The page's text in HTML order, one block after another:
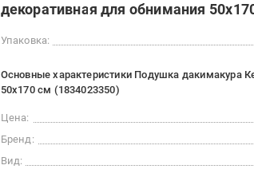
декоративная для обнимания
Упаковка:
Основные характеристики Подушка дакимакура
50x170 см (1834023350)
Цена:
Бренд:
Вид: